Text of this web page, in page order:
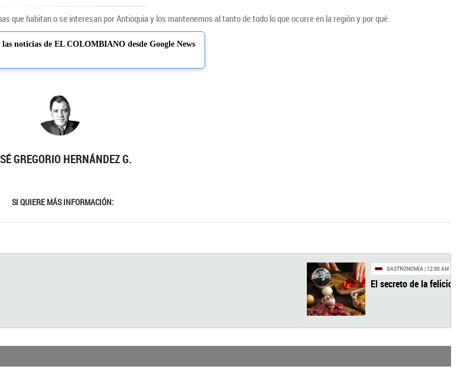
que habitan o se interesan por Antioquia y los mantenemos al tanto de todo lo que ocurre en la región y por qué.
las noticias de EL COLOMBIANO desde Google News
GREGORIO HERNÁNDEZ G.
SI QUIERE MÁS INFORMACIÓN: